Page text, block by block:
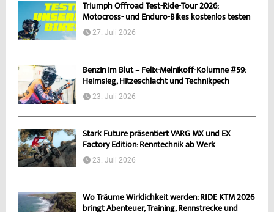
Triumph Offroad Test-Ride-Tour 2026:
Motocross- und Enduro-Bikes kostenlos testen
27. Juli 2026
Benzin im Blut – Felix-Melnikoff-Kolumne #59:
Heimsieg, Hitzeschlacht und Technikpech
23. Juli 2026
Stark Future präsentiert VARG MX und EX
Factory Edition: Renntechnik ab Werk
23. Juli 2026
Wo Träume Wirklichkeit werden: RIDE KTM 2026
bringt Abenteuer, Training, Rennstrecke und